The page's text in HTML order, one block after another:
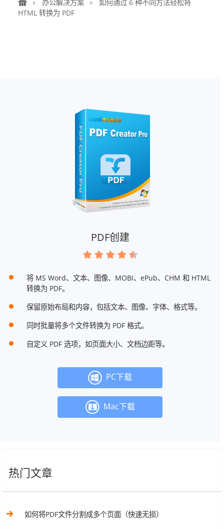
办公解决方案
如何通过 6 种不同方法轻松将
HTML 转换为 PDF
PDF创建
将 MS Word、文本、图像、MOBI、ePub、CHM 和 HTML
转换为 PDF。
保留原始布局和内容，包括文本、图像、字体、格式等。
同时批量将多个文件转换为 PDF 格式。
自定义 PDF 选项，如页面大小、文档边距等。
PC下载
Mac下载
热门文章
如何将PDF文件分割成多个页面（快速无损）